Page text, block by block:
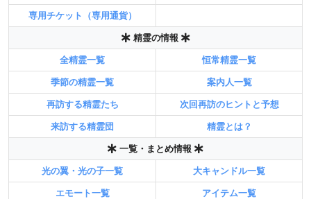
専用チケット（専用通貨）
精霊の情報
全精霊一覧 恒常精霊一覧
季節の精霊一覧 案内人一覧
再訪する精霊たち 次回再訪のヒントと予想
来訪する精霊団 精霊とは？
一覧・まとめ情報
光の翼・光の子一覧 大キャンドル一覧
エモート一覧 アイテム一覧